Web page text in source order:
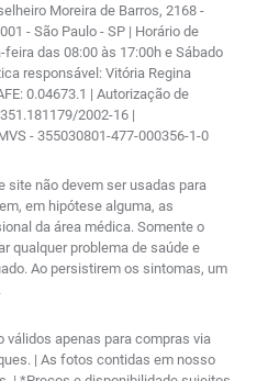
Moreira de Barros, 2168 -
- São Paulo - SP | Horário de
das 08:00 às 17:00h e Sábado
responsável: Vitória Regina
0.04673.1 | Autorização de
2002-16 |
- 355030801-477-000356-1-0
não devem ser usadas para
em hipótese alguma, as
da área médica. Somente o
qualquer problema de saúde e
Ao persistirem os sintomas, um
válidos apenas para compras via
| As fotos contidas em nosso